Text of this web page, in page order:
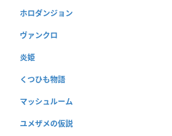
ホロダンジョン
ヴァンクロ
炎姫
くつひも物語
マッシュルーム
ユメザメの仮説